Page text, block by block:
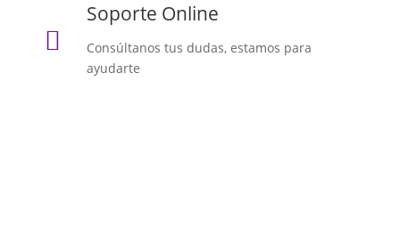

Soporte Online
Consúltanos tus dudas, estamos para
ayudarte